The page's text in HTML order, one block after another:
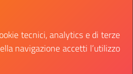
la copertura di 38 posti di
04 agosto 2022
tecnici, analytics e di terze
navigazione accetti l’utilizzo